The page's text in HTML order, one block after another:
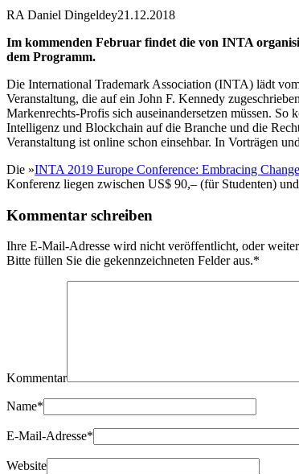
RA Daniel Dingeldey21.12.2018
Im kommenden Februar findet die von INTA
dem Programm.
Die International Trademark Association (INTA) lädt
Veranstaltung, die auf ein John F. Kennedy
Markenrechts-Profis sich auseinandersetzen müssen.
Intelligenz und Blockchain auf die Branche und die
Veranstaltung ist online schon einsehbar. In Vorträgen
Die »INTA 2019 Europe Conference: Embracing Change
Konferenz liegen zwischen US$ 90,– (für Studenten)
Kommentar schreiben
Ihre E-Mail-Adresse wird nicht veröffentlicht, oder
Bitte füllen Sie die gekennzeichneten Felder aus.*
Kommentar
Name*
E-Mail-Adresse*
Website